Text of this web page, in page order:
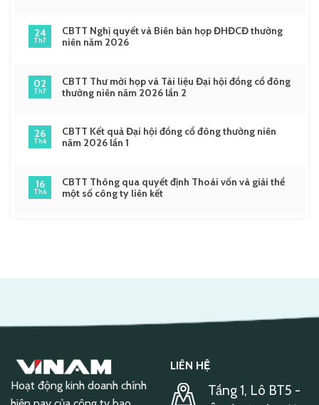
24
Th7
CBTT Nghị quyết và Biên bản họp ĐHĐCĐ thường
niên năm 2026
02
Th7
CBTT Thư mời họp và Tài liệu Đại hội đồng cổ đông
thường niên năm 2026 lần 2
26
Th6
CBTT Kết quả Đại hội đồng cổ đông thường niên
năm 2026 lần 1
16
Th6
CBTT Thông qua quyết định Thoái vốn và giải thể
một số công ty liên kết
Hoạt động kinh doanh chính
LIÊN HỆ
Tầng 1, Lô BT5 -